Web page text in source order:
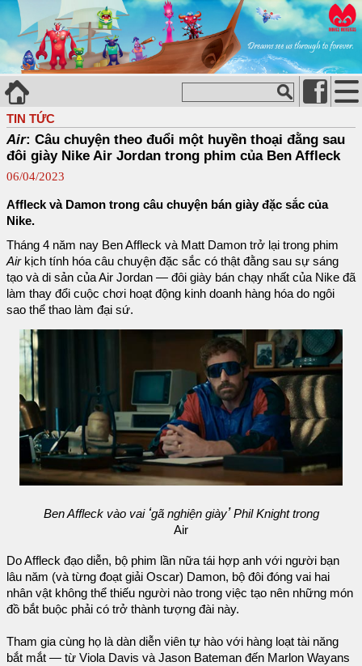
TIN TỨC
Air: Câu chuyện theo đuổi một huyền thoại đằng sau
đôi giày Nike Air Jordan trong phim của Ben Affleck
06/04/2023
Affleck và Damon trong câu chuyện bán giày đặc sắc của
Nike.
Tháng 4 năm nay Ben Affleck và Matt Damon trở lại trong phim
Air kịch tính hóa câu chuyện đặc sắc có thật đằng sau sự sáng
tạo và di sản của Air Jordan — đôi giày bán chạy nhất của Nike đã
làm thay đổi cuộc chơi hoạt động kinh doanh hàng hóa do ngôi
sao thể thao làm đại sứ.
Ben Affleck vào vai ‘gã nghiện giày’Phil Knight trong
Air
Do Affleck đạo diễn, bộ phim lần nữa tái hợp anh với người bạn
lâu năm (và từng đoạt giải Oscar) Damon, bộ đôi đóng vai hai
nhân vật không thể thiếu người nào trong việc tạo nên những món
đồ bắt buộc phải có trở thành tượng đài này.
Tham gia cùng họ là dàn diễn viên tự hào với hàng loạt tài năng
bắt mắt — từ Viola Davis và Jason Bateman đến Marlon Wayans